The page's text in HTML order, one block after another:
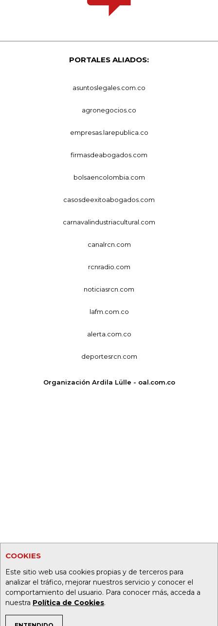
COOKIES
Este sitio web usa cookies propias y de terceros para
analizar el tráfico, mejorar nuestros servicio y conocer el
comportamiento del usuario. Para conocer más, acceda a
nuestra Política de Cookies.
PORTALES ALIADOS:
asuntoslegales.com.co
agronegocios.co
empresas.larepublica.co
firmasdeabogados.com
bolsaencolombia.com
casosdeexitoabogados.com
carnavalindustriacultural.com
canalrcn.com
rcnradio.com
noticiasrcn.com
lafm.com.co
alerta.com.co
deportesrcn.com
Organización Ardila Lülle - oal.com.co